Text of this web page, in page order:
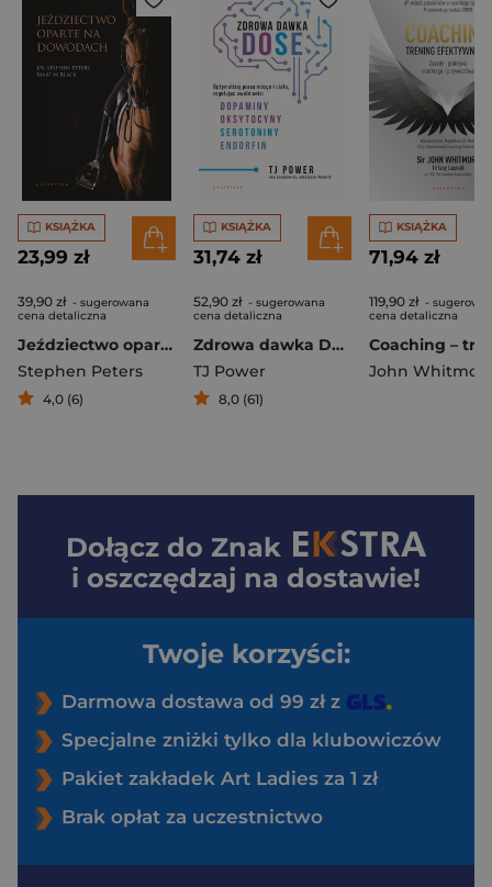
KSIĄŻKA
23,99 zł
39,90 zł - sugerowana
cena detaliczna
Jeździectwo oparte na dowodach
Stephen Peters
4,0 (6)
KSIĄŻKA
31,74 zł
52,90 zł - sugerowana
cena detaliczna
Zdrowa dawka DOSE. Optymalizuj pracę mózgu i ciała, regulując uwalnianie dopaminy, oksytocyny, serotoniny i endorfin
TJ Power
8,0 (61)
KSIĄŻKA
71,94 zł
119,90 zł -
cena detaliczna
John
Dołącz do Znak
i oszczędzaj na dostawie!
Twoje korzyści:
Darmowa dostawa od 99 zł z
Specjalne zniżki tylko dla klubowiczów
Pakiet zakładek Art Ladies za 1 zł
Brak opłat za uczestnictwo